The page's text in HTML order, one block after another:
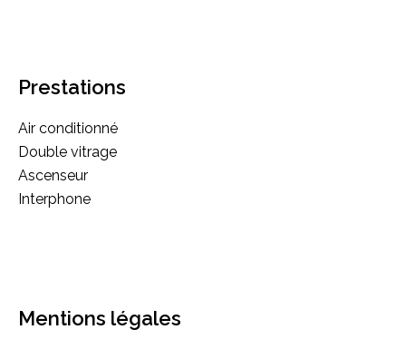
Prestations
Air conditionné
Double vitrage
Ascenseur
Interphone
Mentions légales